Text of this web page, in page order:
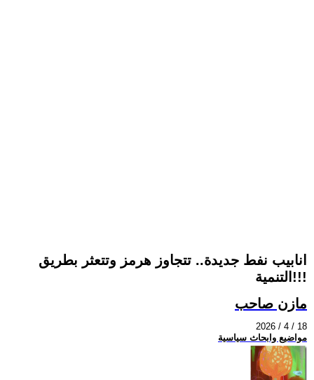
انابيب نفط جديدة.. تتجاوز هرمز وتتعثر بطريق
التنمية!!!
مازن صاحب
2026 / 4 / 18
مواضيع وابحاث سياسية